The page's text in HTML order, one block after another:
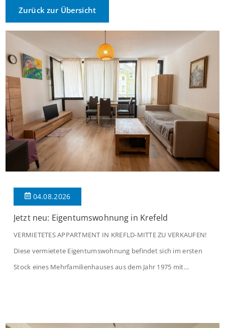
Zurück zur Übersicht
04.08.2026
Jetzt neu: Eigentumswohnung in Krefeld
VERMIETETES APPARTMENT IN KREFLD-MITTE ZU VERKAUFEN!
Diese vermietete Eigentumswohnung befindet sich im ersten
Stock eines Mehrfamilienhauses aus dem Jahr 1975 mit